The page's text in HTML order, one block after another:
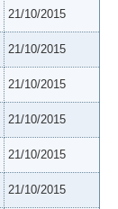
21/10/2015
21/10/2015
21/10/2015
21/10/2015
21/10/2015
21/10/2015